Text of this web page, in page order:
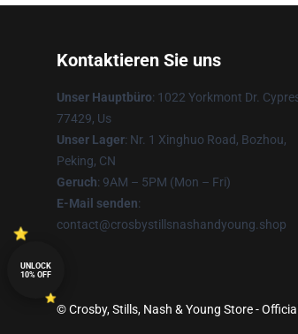
Kontaktieren Sie uns
Unser Hauptbüro: 1022 Yorkmont Dr.
77429, Us
Unser Lager: Nr. 1 Xinghuo Road, Bozhou,
Peking, CN
Geruch: 9AM – 5PM (Mon – Fri)
E-Mail senden:
contact@crosbystillsnashandyoung.shop
© Crosby, Stills, Nash & Young Store -
UNLOCK
10% OFF